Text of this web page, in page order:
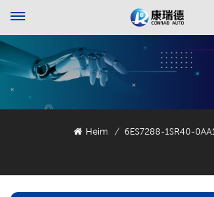
Heim / 6ES7288-1SR40-